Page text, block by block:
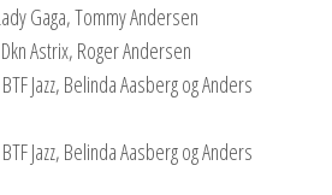
Gaga, Tommy Andersen
Astrix, Roger Andersen
Jazz, Belinda Aasberg og Anders
Jazz, Belinda Aasberg og Anders